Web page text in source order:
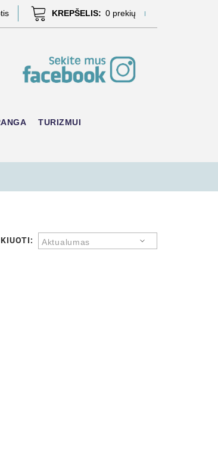
KREPŠELIS: 0 prekių
TURIZMUI
Aktualumas